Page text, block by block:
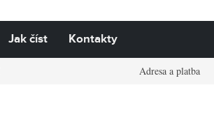
Jak číst Kontakty
Adresa a platba